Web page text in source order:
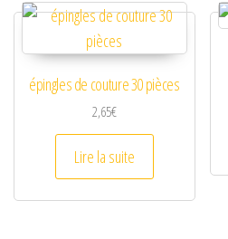
épingles de couture 30 pièces
2,65€
Lire la suite